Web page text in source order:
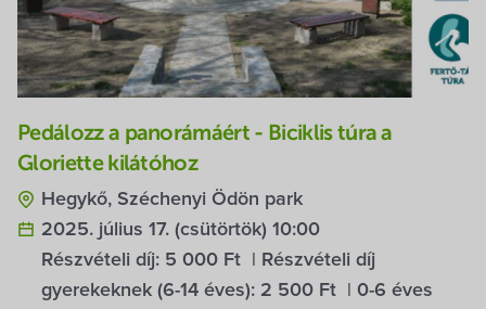
Pedálozz a panorámáért - Biciklis túra a
Gloriette kilátóhoz
Hegykő, Széchenyi Ödön park
2025. július 17. (csütörtök) 10:00
Részvételi díj: 5 000 Ft | Részvételi díj
gyerekeknek (6-14 éves): 2 500 Ft | 0-6 éves